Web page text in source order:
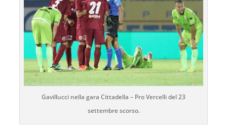
Gavillucci nella gara Cittadella – Pro Vercelli del 23
settembre scorso.